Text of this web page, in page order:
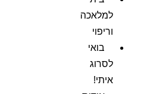
למלאכה
וריפוי
בואי
לסרוג
איתי!